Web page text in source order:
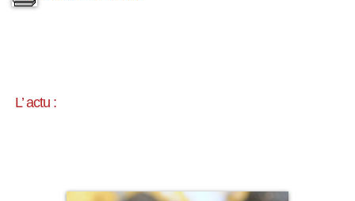
L’ actu :